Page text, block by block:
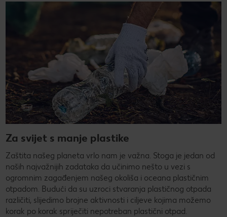
Za svijet s manje plastike
Zaštita našeg planeta vrlo nam je važna. Stoga je jedan od
naših najvažnijih zadataka da učinimo nešto u vezi s
ogromnim zagađenjem našeg okoliša i oceana plastičnim
otpadom. Budući da su uzroci stvaranja plastičnog otpada
različiti, slijedimo brojne aktivnosti i ciljeve kojima možemo
korak po korak spriječiti nepotreban plastični otpad.